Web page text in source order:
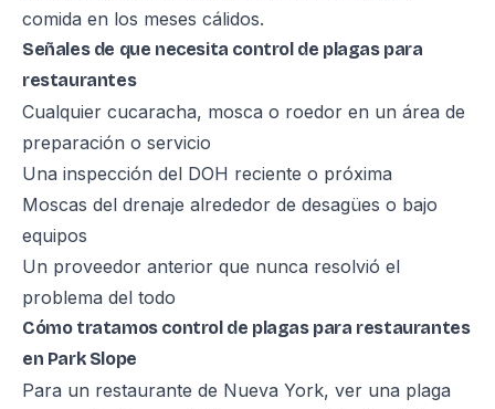
comida en los meses cálidos.
Señales de que necesita control de plagas para
restaurantes
Cualquier cucaracha, mosca o roedor en un área de
preparación o servicio
Una inspección del DOH reciente o próxima
Moscas del drenaje alrededor de desagües o bajo
equipos
Un proveedor anterior que nunca resolvió el
problema del todo
Cómo tratamos control de plagas para restaurantes
en Park Slope
Para un restaurante de Nueva York, ver una plaga